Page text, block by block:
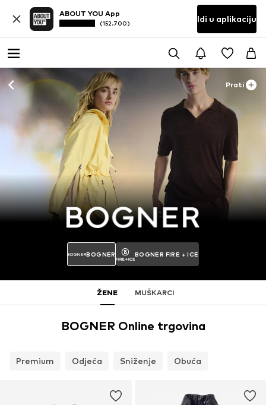
ABOUT YOU App
(152.700) Idi u aplikaciju
Prati
BOGNER BOGNER FIRE + ICE
ŽENE MUŠKARCI
BOGNER Online trgovina
Premium Odjeća Sniženje Obuća